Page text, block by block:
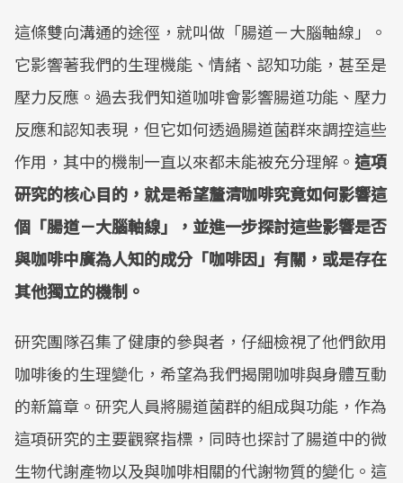
這條雙向溝通的途徑，就叫做「腸道－大腦軸線」。
它影響著我們的生理機能、情緒、認知功能，甚至是
壓力反應。過去我們知道咖啡會影響腸道功能、壓力
反應和認知表現，但它如何透過腸道菌群來調控這些
作用，其中的機制一直以來都未能被充分理解。 這項
研究的核心目的，就是希望釐清咖啡究竟如何影響這
個「腸道－大腦軸線」，並進一步探討這些影響是否
與咖啡中廣為人知的成分「咖啡因」有關，或是存在
其他獨立的機制。
研究團隊召集了健康的參與者，仔細檢視了他們飲用
咖啡後的生理變化，希望為我們揭開咖啡與身體互動
的新篇章。研究人員將腸道菌群的組成與功能，作為
這項研究的主要觀察指標，同時也探討了腸道中的微
生物代謝產物以及與咖啡相關的代謝物質的變化。這